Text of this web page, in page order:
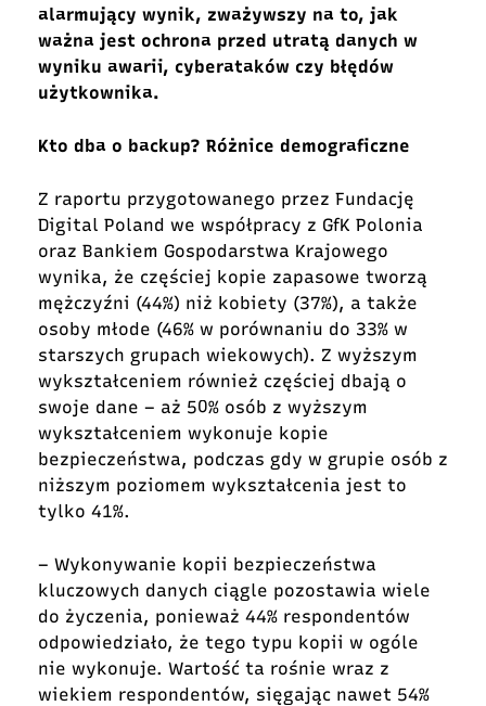
alarmujący wynik, zważywszy na to, jak
ważna jest ochrona przed utratą danych w
wyniku awarii, cyberataków czy błędów
użytkownika.
Kto dba o backup? Różnice demograficzne
Z raportu przygotowanego przez Fundację
Digital Poland we współpracy z GfK Polonia
oraz Bankiem Gospodarstwa Krajowego
wynika, że częściej kopie zapasowe tworzą
mężczyźni (44%) niż kobiety (37%), a także
osoby młode (46% w porównaniu do 33% w
starszych grupach wiekowych). Z wyższym
wykształceniem również częściej dbają o
swoje dane – aż 50% osób z wyższym
wykształceniem wykonuje kopie
bezpieczeństwa, podczas gdy w grupie osób z
niższym poziomem wykształcenia jest to
tylko 41%.
– Wykonywanie kopii bezpieczeństwa
kluczowych danych ciągle pozostawia wiele
do życzenia, ponieważ 44% respondentów
odpowiedziało, że tego typu kopii w ogóle
nie wykonuje. Wartość ta rośnie wraz z
wiekiem respondentów, sięgając nawet 54%